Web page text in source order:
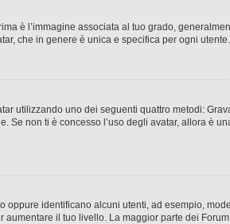
è l’immagine associata al tuo grado,
che in genere è unica e specifica per ogni utente.
utilizzando uno dei seguenti quattro metodi:
non ti è concesso l’uso degli avatar, allora è
identificano alcuni utenti, ad esempio,
il tuo livello. La maggior parte dei